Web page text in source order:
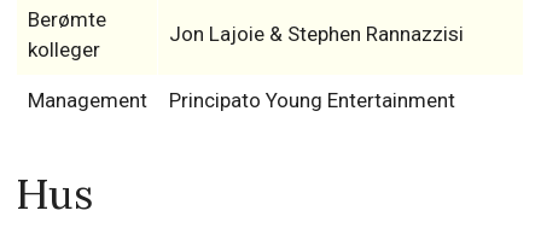
Berømte
kolleger
Jon Lajoie & Stephen Rannazzisi
Management Principato Young Entertainment
Hus